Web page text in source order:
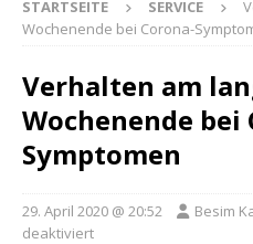
STARTSEITE SERVICE
Wochenende bei Corona-
Verhalten am
Wochenende bei
Symptomen
29. April 2020 @ 20:52 Besim
deaktiviert